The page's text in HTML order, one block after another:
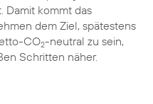
Damit kommt das
dem Ziel, spätestens
CO2-neutral zu sein,
Schritten näher.